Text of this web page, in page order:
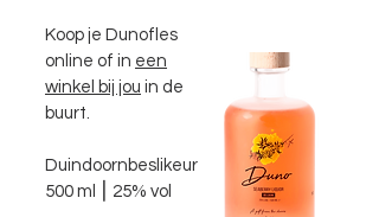
Koop je Dunofles
online of in een
winkel bij jou in de
buurt.
Duindoornbeslikeur
500 ml ⎮ 25% vol